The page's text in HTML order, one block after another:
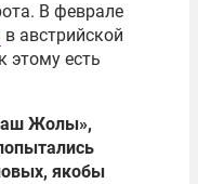
В феврале
в австрийской
этому есть
Жолы»,
якобы